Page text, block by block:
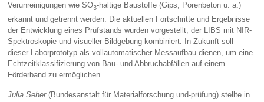
Verunreinigungen wie SO3-haltige Baustoffe (Gips, Porenbeton u. a.)
erkannt und getrennt werden. Die aktuellen Fortschritte und Ergebnisse
der Entwicklung eines Prüfstands wurden vorgestellt, der LIBS mit NIR-
Spektroskopie und visueller Bildgebung kombiniert. In Zukunft soll
dieser Laborprototyp als vollautomatischer Messaufbau dienen, um eine
Echtzeitklassifizierung von Bau- und Abbruchabfällen auf einem
Förderband zu ermöglichen.
Julia Seher(Bundesanstalt für Materialforschung und-prüfung) stellte in